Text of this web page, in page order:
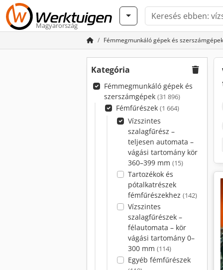
Magyarország
Fémmegmunkáló gépek és szerszámgépek
Kategória
Fémmegmunkáló gépek és
szerszámgépek (31 896)
Fémfűrészek (1 664)
Vízszintes
szalagfűrész –
teljesen automata –
vágási tartomány kör
360–399 mm (15)
Tartozékok és
pótalkatrészek
fémfűrészekhez (142)
Vízszintes
szalagfűrészek –
félautomata – kör
vágási tartomány 0–
300 mm (114)
Egyéb fémfűrészek